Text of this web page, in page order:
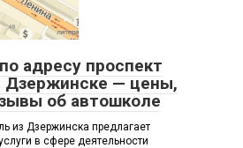
адресу проспект
Дзержинске — цены,
об автошколе
из Дзержинска предлагает
в сфере деятельности